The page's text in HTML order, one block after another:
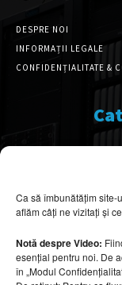
Ca să îmbunătățim site-
aflăm câți ne vizitați și
Notă despre Video:
esențial pentru noi. De
în „Modul
DESPRE NOI
INFORMAȚII LEGALE
CONFIDENȚIALITATE &